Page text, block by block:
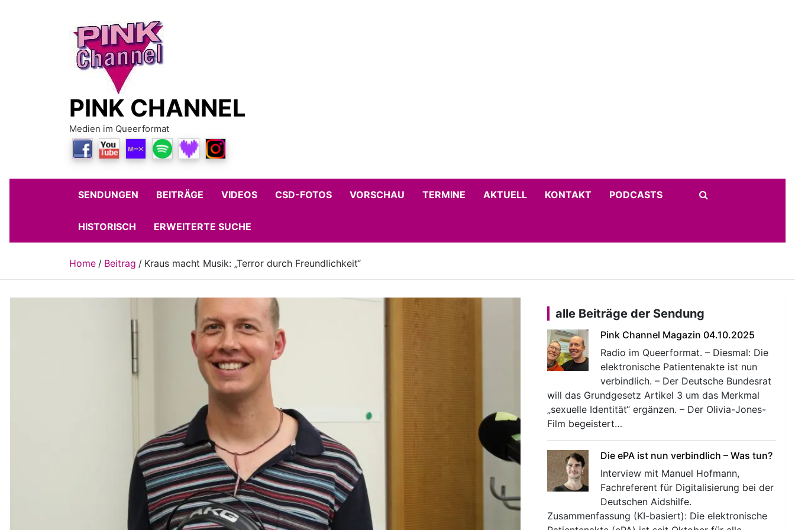
PINK CHANNEL
Medien im Queerformat
SENDUNGEN BEITRÄGE VIDEOS CSD-FOTOS VORSCHAU TERMINE AKTUELL KONTAKT PODCASTS
HISTORISCH ERWEITERTE SUCHE
Home Beitrag Kraus macht Musik: „Terror durch Freundlichkeit“
alle Beiträge der Sendung
Pink Channel Magazin 04.10.2025
Radio im Queerformat. – Diesmal: Die
elektronische Patientenakte ist nun
verbindlich. – Der Deutsche Bundesrat
will das Grundgesetz Artikel 3 um das Merkmal
„sexuelle Identität“ ergänzen. – Der Olivia-Jones-
Film begeistert…
Die ePA ist nun verbindlich – Was tun?
Interview mit Manuel Hofmann,
Fachreferent für Digitalisierung bei der
Deutschen Aidshilfe.
Zusammenfassung (KI-basiert): Die elektronische